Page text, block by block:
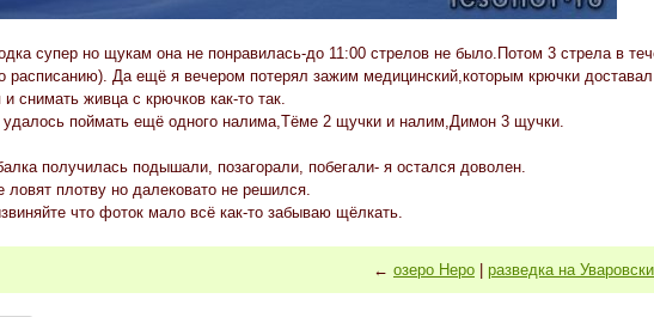
супер но щукам она не понравилась-до 11:00 стрелов не было.Потом 3 стрела в
расписанию). Да ещё я вечером потерял зажим медицинский,которым крючки
и снимать живца с крючков как-то так.
поймать ещё одного налима,Тёме 2 щучки и налим,Димон 3 щучки.
получилась подышали, позагорали, побегали- я остался доволен.
ловят плотву но далековато не решился.
что фоток мало всё как-то забываю щёлкать.
← озеро Неро| разведка на